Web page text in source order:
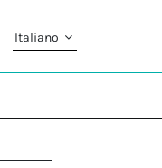
Italiano